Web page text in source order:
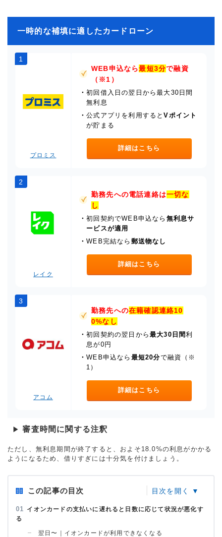
一時的な補填に適したカードローン
1
プロミス
WEB申込なら最短3分で融資
（※1）
・初回借入日の翌日から最大30日間
無利息
・公式アプリを利用するとVポイント
が貯まる
詳細はこちら
2
レイク
勤務先への電話連絡は一切な
し
・初回契約でWEB申込なら 無利息サ
ービスが適用
・WEB完結なら 郵送物なし
詳細はこちら
3
アコム
勤務先への在籍確認連絡10
0%なし
・初回契約の翌日から最大30日間利
息が0円
・WEB申込なら 最短20分で融資（※
1）
詳細はこちら
▶ 審査時間に関する注釈
ただし、無利息期間が終了すると、およそ18.0%の利息がかかる
ようになるため、借りすぎには十分気を付けましょう。
この記事の目次
イオンカードの支払いに遅れると日数に応じて状況が悪化す
る
翌日〜｜イオンカードが利用できなくなる